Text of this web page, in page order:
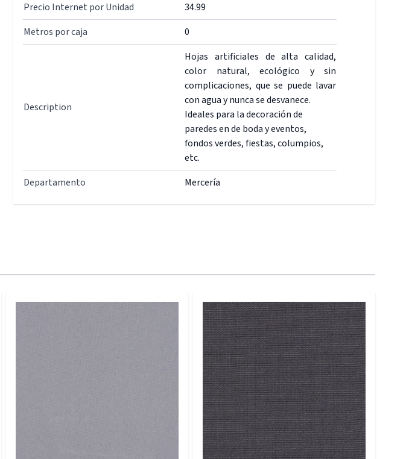
Precio Internet por Unidad
34.99
Metros por caja
0
Description
Hojas artificiales de alta calidad,
color natural, ecológico y sin
complicaciones, que se puede lavar
con agua y nunca se desvanece.
Ideales para la decoración de
paredes en de boda y eventos,
fondos verdes, fiestas, columpios,
etc.
Departamento
Mercería